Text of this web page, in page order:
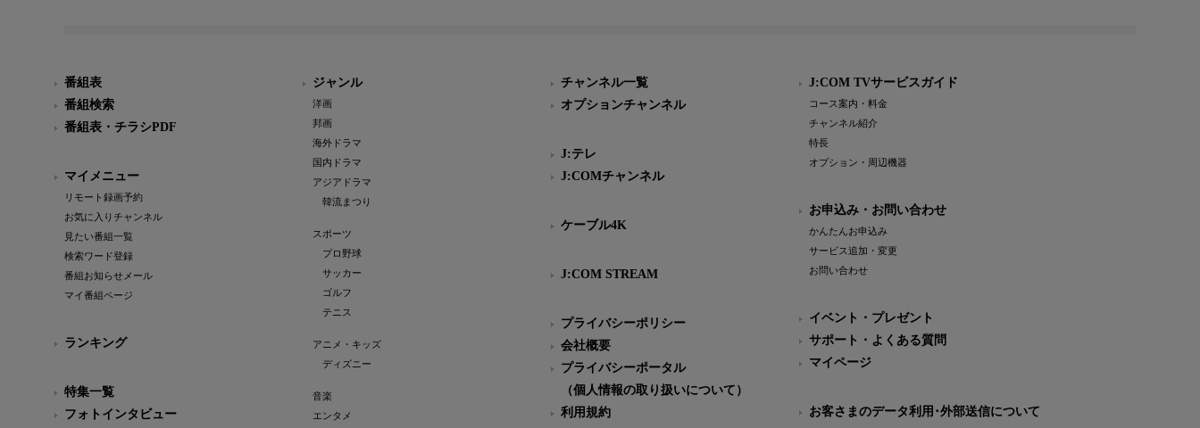
番組表
番組検索
番組表・チラシPDF
マイメニュー
リモート録画予約
お気に入りチャンネル
見たい番組一覧
検索ワード登録
番組お知らせメール
マイ番組ページ
ランキング
特集一覧
フォトインタビュー
ジャンル
洋画
邦画
海外ドラマ
国内ドラマ
アジアドラマ
韓流まつり
スポーツ
プロ野球
サッカー
ゴルフ
テニス
アニメ・キッズ
ディズニー
音楽
エンタメ
チャンネル一覧
オプションチャンネル
J:テレ
J:COMチャンネル
ケーブル4K
J:COM STREAM
プライバシーポリシー
会社概要
プライバシーポータル
（個人情報の取り扱いについて）
利用規約
J:COM TVサービスガイド
コース案内・料金
チャンネル紹介
特長
オプション・周辺機器
お申込み・お問い合わせ
かんたんお申込み
サービス追加・変更
お問い合わせ
イベント・プレゼント
サポート・よくある質問
マイページ
お客さまのデータ利用･外部送信について